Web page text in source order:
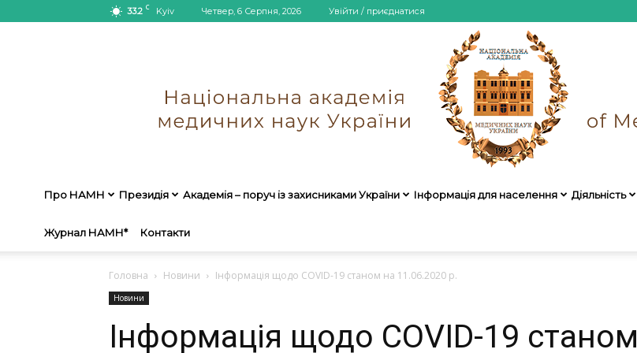
33.2 C Kyiv Четвер, 6 Серпня, 2026 Увійти / приєднатися
України
Про НАМН Президія Академія – поруч із захисниками України Інформація для населення Діяльність
Журнал НАМН* Контакти
Головна Новини Інформація щодо COVID-19 станом на 11.06.2020 р.
Новини
Інформація щодо COVID-19 станом